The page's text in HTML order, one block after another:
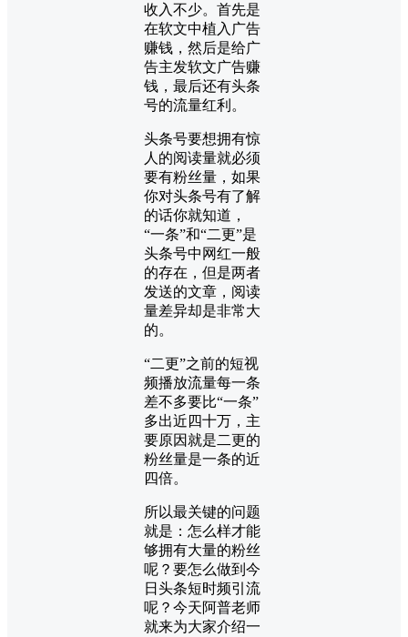
收入不少。首先是
在软文中植入广告
赚钱，然后是给广
告主发软文广告赚
钱，最后还有头条
号的流量红利。
头条号要想拥有惊
人的阅读量就必须
要有粉丝量，如果
你对头条号有了解
的话你就知道，
“一条”和“二更”是
头条号中网红一般
的存在，但是两者
发送的文章，阅读
量差异却是非常大
的。
“二更”之前的短视
频播放流量每一条
差不多要比“一条”
多出近四十万，主
要原因就是二更的
粉丝量是一条的近
四倍。
所以最关键的问题
就是：怎么样才能
够拥有大量的粉丝
呢？要怎么做到今
日头条短时频引流
呢？今天阿普老师
就来为大家介绍一